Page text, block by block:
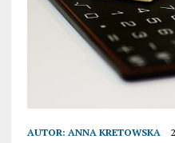
AUTOR: ANNA KRETOWSKA